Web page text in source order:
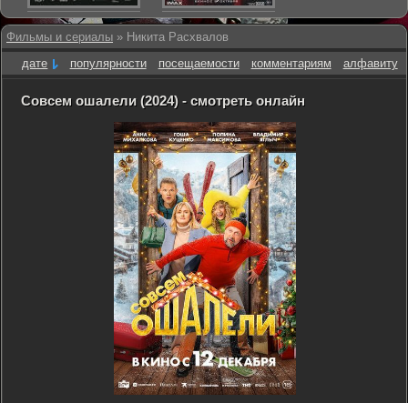
Фильмы и сериалы » Никита Расхвалов
дате
популярности посещаемости комментариям алфавиту
Совсем ошалели (2024) - смотреть онлайн